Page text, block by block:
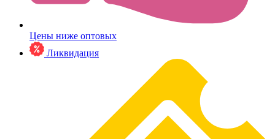
Цены ниже оптовых
Ликвидация